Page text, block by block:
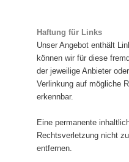
Haftung für Links
Unser Angebot enthält
können wir für diese
der jeweilige Anbieter
Verlinkung auf mögliche
erkennbar.
Eine permanente
Rechtsverletzung nicht
entfernen.